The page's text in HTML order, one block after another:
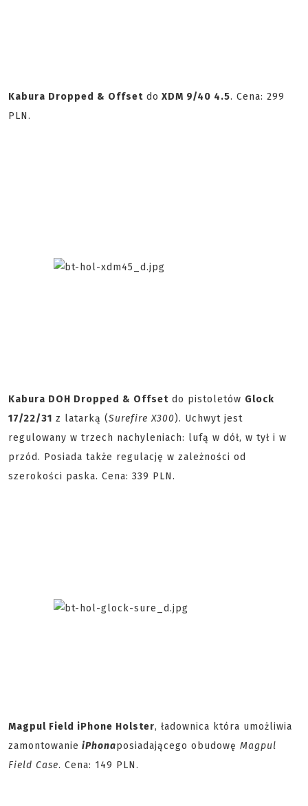
Kabura Dropped & Offset do XDM 9/40 4.5. Cena: 299
PLN.
Kabura DOH Dropped & Offset do pistoletów Glock
17/22/31 z latarką (Surefire X300). Uchwyt jest
regulowany w trzech nachyleniach: lufą w dół, w tył i w
przód. Posiada także regulację w zależności od
szerokości paska. Cena: 339 PLN.
Magpul Field iPhone Holster, ładownica która umożliwia
zamontowanie iPhonaposiadającego obudowę Magpul
Field Case. Cena: 149 PLN.